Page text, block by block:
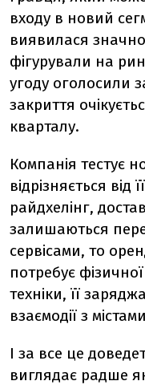
входу в новий
виявилася
фігурували на
угоду оголосили
закриття
кварталу.
Компанія тестує
відрізняється від
райдхелінг,
залишаються
сервісами, то
потребує
техніки, її
взаємодії з
І за все це
виглядає радше